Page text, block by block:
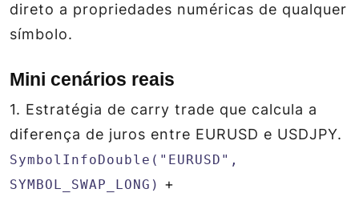
direto a propriedades numéricas de qualquer
símbolo.
Mini cenários reais
1. Estratégia de carry trade que calcula a
diferença de juros entre EURUSD e USDJPY.
SymbolInfoDouble("EURUSD",
SYMBOL_SWAP_LONG) +